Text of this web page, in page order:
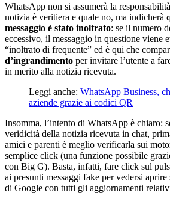
WhatsApp non si assumerà la
notizia è veritiera e quale no, ma indicherà
messaggio è stato inoltrato: se il numero
eccessivo, il messaggio in questione viene
“inoltrato di frequente” ed è qui che
d’ingrandimento per invitare l’utente a
in merito alla notizia ricevuta.
Leggi anche: WhatsApp Business,
aziende grazie ai codici QR
Insomma, l’intento di WhatsApp è chiaro:
veridicità della notizia ricevuta in chat,
amici e parenti è meglio verificarla sui
semplice click (una funzione possibile
con Big G). Basta, infatti, fare click sul
ai presunti messaggi fake per vedersi
di Google con tutti gli aggiornamenti